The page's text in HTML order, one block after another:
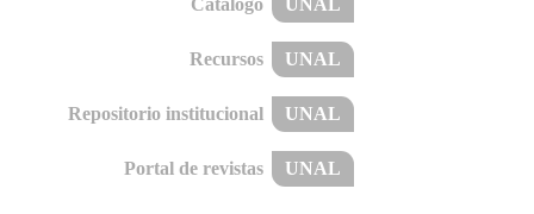
Catálogo UNAL
Recursos UNAL
Repositorio institucional UNAL
Portal de revistas UNAL